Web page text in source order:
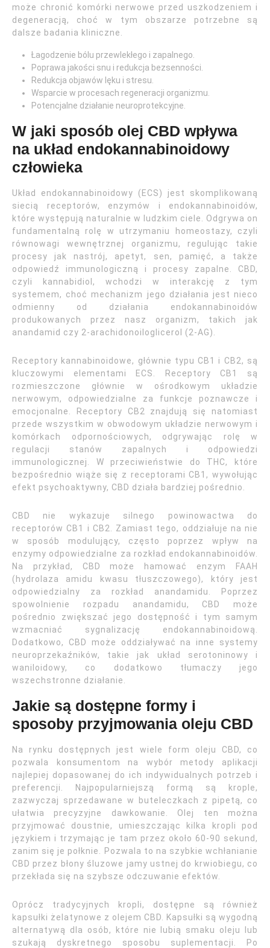
może chronić komórki nerwowe przed uszkodzeniem i
degeneracją, choć w tym obszarze potrzebne są
dalsze badania kliniczne.
Łagodzenie bólu przewlekłego i zapalnego.
Poprawa jakości snu i redukcja bezsenności.
Redukcja objawów lęku i stresu.
Wsparcie w procesach regeneracji organizmu.
Potencjalne działanie neuroprotekcyjne.
W jaki sposób olej CBD wpływa
na układ endokannabinoidowy
człowieka
Układ endokannabinoidowy (ECS) jest skomplikowaną
siecią receptorów, enzymów i endokannabinoidów,
które występują naturalnie w ludzkim ciele. Odgrywa on
fundamentalną rolę w utrzymaniu homeostazy, czyli
równowagi wewnętrznej organizmu, regulując takie
procesy jak nastrój, apetyt, sen, pamięć, a także
odpowiedź immunologiczną i procesy zapalne. CBD,
czyli kannabidiol, wchodzi w interakcję z tym
systemem, choć mechanizm jego działania jest nieco
odmienny od działania endokannabinoidów
produkowanych przez nasz organizm, takich jak
anandamid czy 2-arachidonoiloglicerol (2-AG).
Receptory kannabinoidowe, głównie typu CB1 i CB2, są
kluczowymi elementami ECS. Receptory CB1 są
rozmieszczone głównie w ośrodkowym układzie
nerwowym, odpowiedzialne za funkcje poznawcze i
emocjonalne. Receptory CB2 znajdują się natomiast
przede wszystkim w obwodowym układzie nerwowym i
komórkach odpornościowych, odgrywając rolę w
regulacji stanów zapalnych i odpowiedzi
immunologicznej. W przeciwieństwie do THC, które
bezpośrednio wiąże się z receptorami CB1, wywołując
efekt psychoaktywny, CBD działa bardziej pośrednio.
CBD nie wykazuje silnego powinowactwa do
receptorów CB1 i CB2. Zamiast tego, oddziałuje na nie
w sposób modulujący, często poprzez wpływ na
enzymy odpowiedzialne za rozkład endokannabinoidów.
Na przykład, CBD może hamować enzym FAAH
(hydrolaza amidu kwasu tłuszczowego), który jest
odpowiedzialny za rozkład anandamidu. Poprzez
spowolnienie rozpadu anandamidu, CBD może
pośrednio zwiększać jego dostępność i tym samym
wzmacniać sygnalizację endokannabinoidową.
Dodatkowo, CBD może oddziaływać na inne systemy
neuroprzekaźników, takie jak układ serotoninowy i
waniloidowy, co dodatkowo tłumaczy jego
wszechstronne działanie.
Jakie są dostępne formy i
sposoby przyjmowania oleju CBD
Na rynku dostępnych jest wiele form oleju CBD, co
pozwala konsumentom na wybór metody aplikacji
najlepiej dopasowanej do ich indywidualnych potrzeb i
preferencji. Najpopularniejszą formą są krople,
zazwyczaj sprzedawane w buteleczkach z pipetą, co
ułatwia precyzyjne dawkowanie. Olej ten można
przyjmować doustnie, umieszczając kilka kropli pod
językiem i trzymając je tam przez około 60-90 sekund,
zanim się je połknie. Pozwala to na szybkie wchłanianie
CBD przez błony śluzowe jamy ustnej do krwiobiegu, co
przekłada się na szybsze odczuwanie efektów.
Oprócz tradycyjnych kropli, dostępne są również
kapsułki żelatynowe z olejem CBD. Kapsułki są wygodną
alternatywą dla osób, które nie lubią smaku oleju lub
szukają dyskretnego sposobu suplementacji. Po